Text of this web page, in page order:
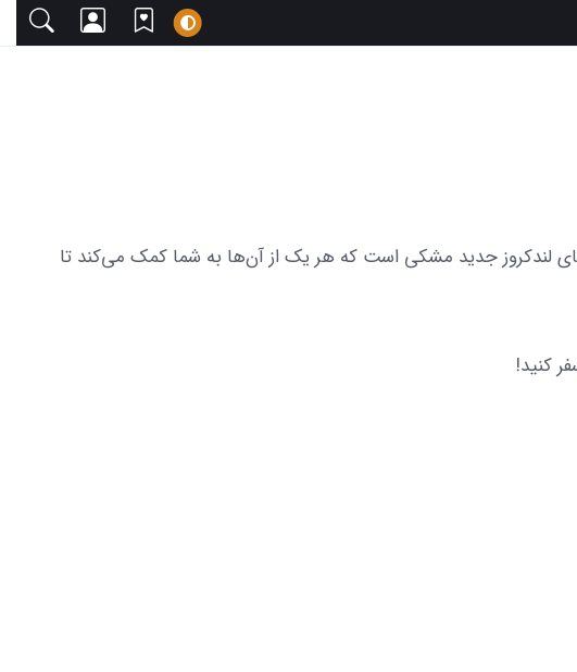
از عکس‌های متنوع و زیبا دعوت می‌کنیم. این مجموعه شامل 29 عکس از زیبایی های لندکروز جدید مشکی است که هر یک از آن‌ها به شما کمک می‌کند تا
کنید!